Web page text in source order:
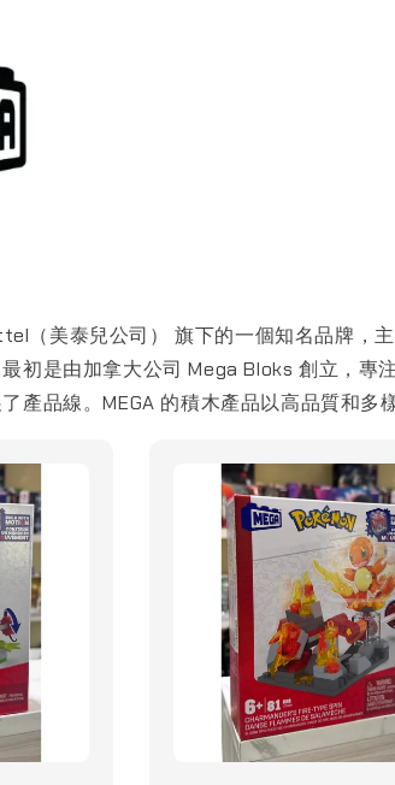
（美泰兒公司） 旗下的一個知名品牌，
初是由加拿大公司 Mega Bloks 創立，
產品線。MEGA 的積木產品以高品質和